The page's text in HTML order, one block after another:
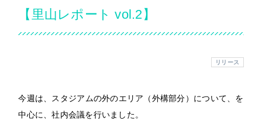
【里山レポート vol.2】
リリース
今週は、スタジアムの外のエリア（外構部分）について、を
中心に、社内会議を行いました。